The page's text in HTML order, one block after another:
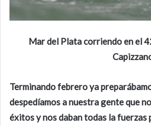
Mar del Plata corriendo en el
Terminando febrero ya
despedíamos a nuestra gente que
éxitos y nos daban todas la fuerzas